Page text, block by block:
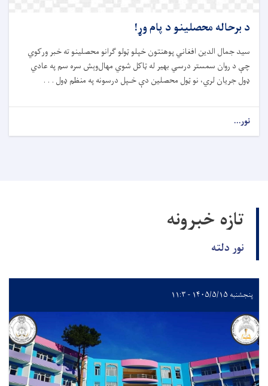
د برحاله محصلینو د پام وړ!
سيد جمال الدين افغانيپوهنتونخپلو ټولوگرانومحصلینوته خبر ورکوي
چې د روان سمستردرسي بهيرله ټاکل شوي مهالوېش سره سمپه عادي
ډولجريان لري، نوټول محصلين دېخـپل درسونهپه منظم ډول . . .
نور...
تازه خبرونه
نور دلته
پنجشنبه ۱۴۰۵/۵/۱۵ - ۱۱:۳